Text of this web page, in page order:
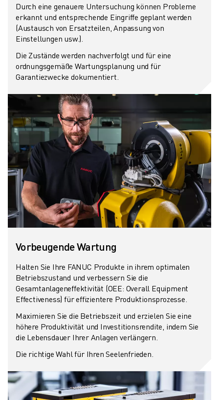
UNSERE STANDORTE
NACHHALTIGKEIT
KARRIERE
GESTALTEN SIE IHRE ZUKUNFT MIT FANUC
JETZT BEWERBEN » KARRIEREPORTAL
KONTAKT
STANDORTE
IMPRESSUM
Durch eine genauere Untersuchung können Probleme
erkannt und entsprechende Eingriffe geplant werden
(Austausch von Ersatzteilen, Anpassung von
Einstellungen usw.).
Die Zustände werden nachverfolgt und für eine
ordnungsgemäße Wartungsplanung und für
Garantiezwecke dokumentiert.
Vorbeugende Wartung
Halten Sie Ihre FANUC Produkte in ihrem optimalen
Betriebszustand und verbessern Sie die
Gesamtanlageneffektivität (OEE: Overall Equipment
Effectiveness) für effizientere Produktionsprozesse.
Maximieren Sie die Betriebszeit und erzielen Sie eine
höhere Produktivität und Investitionsrendite, indem Sie
die Lebensdauer Ihrer Anlagen verlängern.
Die richtige Wahl für Ihren Seelenfrieden.